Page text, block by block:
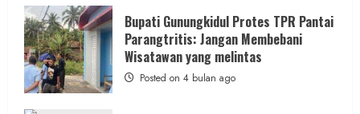
Bupati Gunungkidul Protes TPR Pantai
Parangtritis: Jangan Membebani
Wisatawan yang melintas
Posted on 4 bulan ago